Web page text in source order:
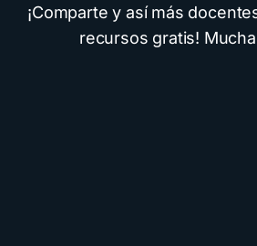
¡Comparte y así más
recursos gratis!